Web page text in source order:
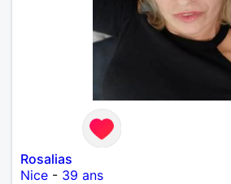
Rosalias
Nice - 39 ans